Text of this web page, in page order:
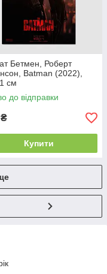
Бетмен, Роберт
Batman (2022),
см
до відправки
₴
Купити